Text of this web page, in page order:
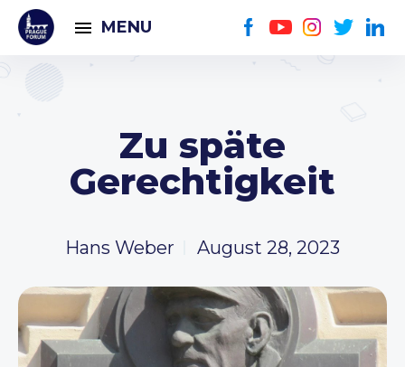
MENU
Zu späte
Gerechtigkeit
Hans Weber August 28, 2023